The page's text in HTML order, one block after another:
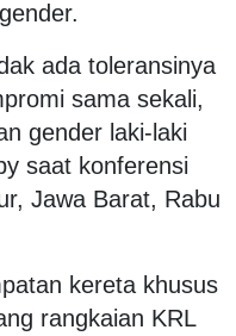
ada toleransinya
sama sekali,
gender laki-laki
saat konferensi
Jawa Barat, Rabu
kereta khusus
rangkaian KRL